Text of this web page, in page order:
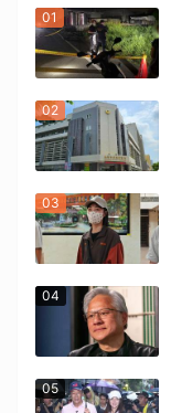
01
02
03
04
05